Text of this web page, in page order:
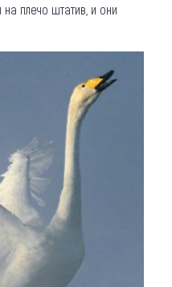
плечо штатив, и они